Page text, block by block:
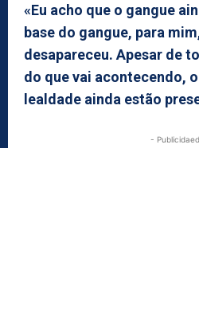
«Eu acho que o gangue
base do gangue, para
desapareceu. Apesar de
do que vai acontecendo,
lealdade ainda estão
-